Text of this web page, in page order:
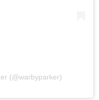
(@warbyparker)